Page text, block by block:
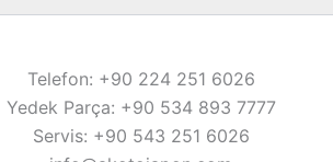
Telefon: +90 224 251 6026
Yedek Parça: +90 534 893 7777
Servis: +90 543 251 6026